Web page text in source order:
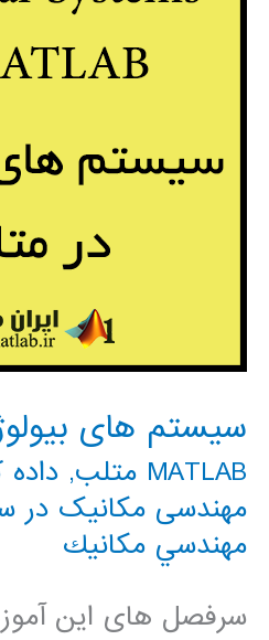
سیستم های
MATLAB متلب ,
مهندسی مکانیک در
مهندسي مكانيك
سرفصل های این